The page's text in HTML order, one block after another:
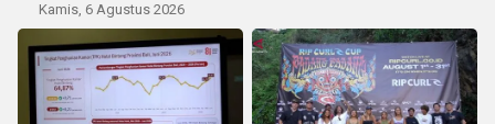
Kamis, 6 Agustus 2026